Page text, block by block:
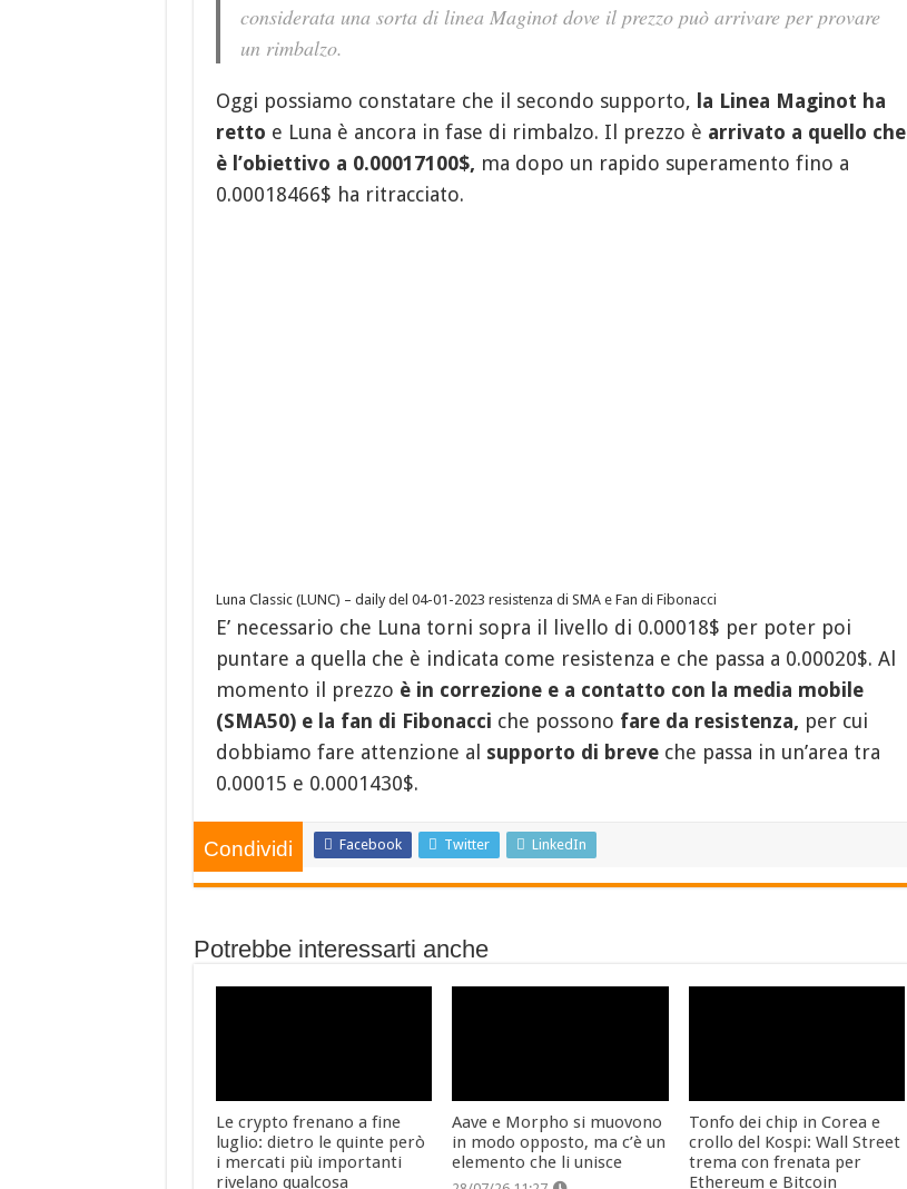
considerata una sorta di linea Maginot dove il prezzo può arrivare per provare
un rimbalzo.
Oggi possiamo constatare che il secondo supporto, la Linea Maginot ha
retto e Luna è ancora in fase di rimbalzo. Il prezzo è arrivato a quello che
è l’obiettivo a 0.00017100$, ma dopo un rapido superamento fino a
0.00018466$ ha ritracciato.
Luna Classic (LUNC) – daily del 04-01-2023 resistenza di SMA e Fan di Fibonacci
E’ necessario che Luna torni sopra il livello di 0.00018$ per poter poi
puntare a quella che è indicata come resistenza e che passa a 0.00020$. Al
momento il prezzo è in correzione e a contatto con la media mobile
(SMA50) e la fan di Fibonacci che possono fare da resistenza, per cui
dobbiamo fare attenzione al supporto di breveche passa in un’area tra
0.00015 e 0.0001430$.
Condividi Facebook Twitter LinkedIn
Potrebbe interessarti anche
Le crypto frenano a fine
luglio: dietro le quinte però
i mercati più importanti
rivelano qualcosa
Aave e Morpho si muovono
in modo opposto, ma c’è un
elemento che li unisce
Tonfo dei chip in Corea e
crollo del Kospi: Wall Street
trema con frenata per
Ethereum e Bitcoin